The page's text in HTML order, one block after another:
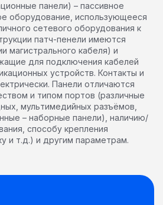
панели) – пассивное
оборудование, использующееся
сетевого оборудования к
патч-пенели имеются
магистрального кабеля) и
для подключения кабелей
устройств. Контакты и
Панели отличаются
и типом портов (различные
мультимедийных разъёмов,
– наборные панели), наличию/
способу крепления
и т.д.) и другим параметрам.